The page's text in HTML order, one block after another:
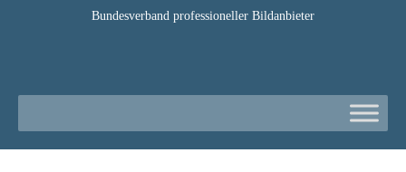
Bundesverband professioneller Bildanbieter